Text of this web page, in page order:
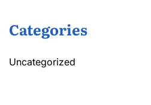
Categories
Uncategorized